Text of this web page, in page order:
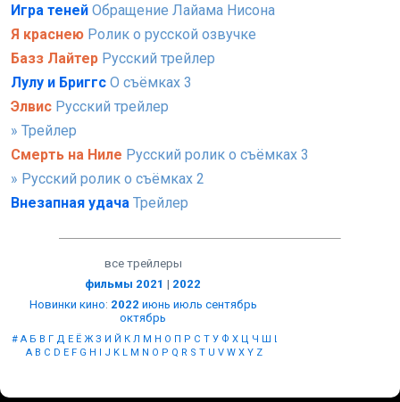
Игра теней Обращение Лайама Нисона
Я краснею Ролик о русской озвучке
Базз Лайтер Русский трейлер
Лулу и Бриггс О съёмках 3
Элвис Русский трейлер
» Трейлер
Смерть на Ниле Русский ролик о съёмках 3
» Русский ролик о съёмках 2
Внезапная удача Трейлер
все трейлеры
фильмы 2021 | 2022
Новинки кино: 2022 июнь июль сентябрь
октябрь
# А Б В Г Д Е Ё Ж З И Й К Л М Н О П Р С Т У Ф Х Ц Ч Ш Щ
A B C D E F G H I J K L M N O P Q R S T U V W X Y Z